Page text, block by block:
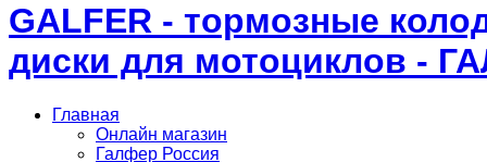
GALFER - тормозные
диски для мотоциклов -
Главная
Онлайн магазин
Галфер Россия